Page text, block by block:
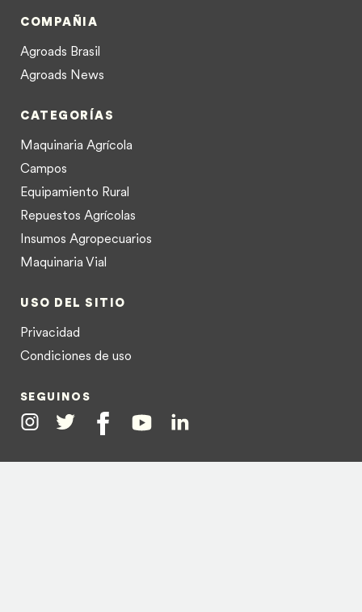
COMPAÑIA
Agroads Brasil
Agroads News
CATEGORÍAS
Maquinaria Agrícola
Campos
Equipamiento Rural
Repuestos Agrícolas
Insumos Agropecuarios
Maquinaria Vial
USO DEL SITIO
Privacidad
Condiciones de uso
SEGUINOS
InstagramTwitter FacebookYoutubeLinkedin